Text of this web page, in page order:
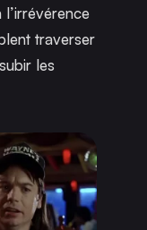
traverser
les